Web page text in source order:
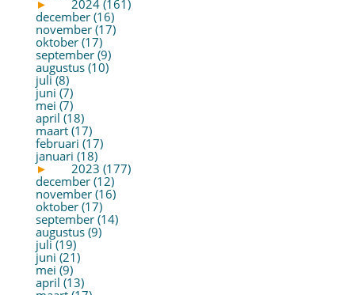
►
2024 (161)
december (16)
november (17)
oktober (17)
september (9)
augustus (10)
juli (8)
juni (7)
mei (7)
april (18)
maart (17)
februari (17)
januari (18)
►
2023 (177)
december (12)
november (16)
oktober (17)
september (14)
augustus (9)
juli (19)
juni (21)
mei (9)
april (13)